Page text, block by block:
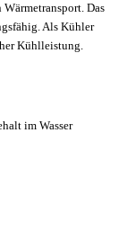
Das
Als Kühler
Kühlleistung.
im Wasser